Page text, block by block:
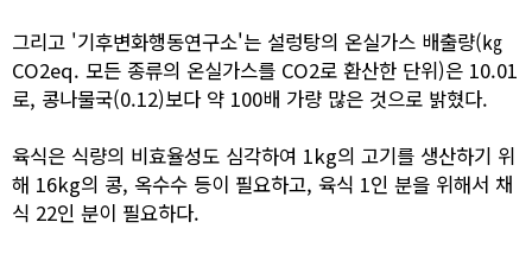
그리고 '기후변화행동연구소'는 설렁탕의 온실가스 배출량(㎏
CO2eq. 모든 종류의 온실가스를 CO2로 환산한 단위)은 10.01
로, 콩나물국(0.12)보다 약 100배 가량 많은 것으로 밝혔다.
육식은 식량의 비효율성도 심각하여 1kg의 고기를 생산하기 위
해 16kg의 콩, 옥수수 등이 필요하고, 육식 1인 분을 위해서 채
식 22인 분이 필요하다.